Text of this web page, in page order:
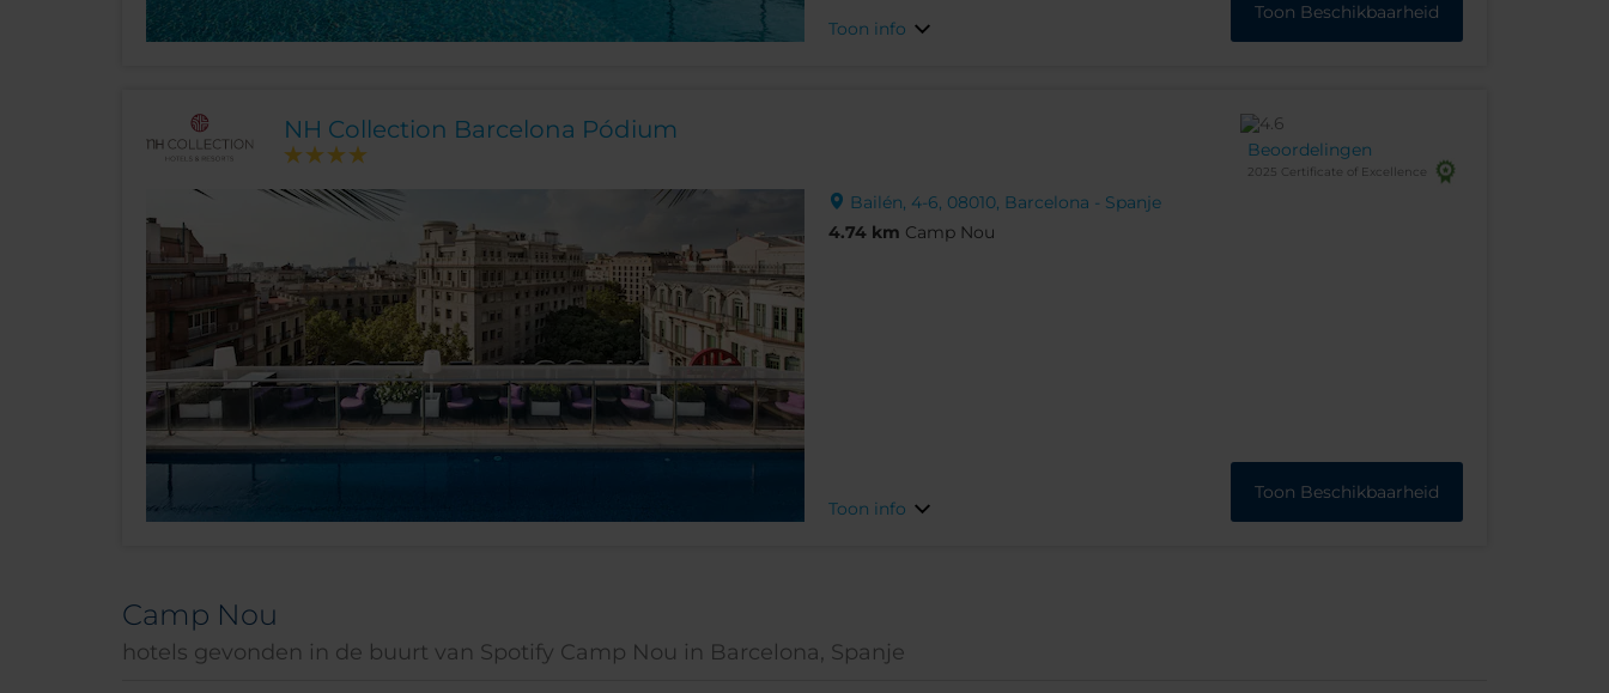
Toon info
Toon Beschikbaarheid
NH Collection Barcelona Pódium
Bailén, 4-6, 08010, Barcelona - Spanje
4.74 km Camp Nou
Beoordelingen
2025 Certificate of Excellence
Toon info
Toon Beschikbaarheid
Camp Nou
hotels gevonden in de buurt van Spotify Camp Nou in Barcelona, Spanje